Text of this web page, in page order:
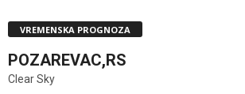
VREMENSKA PROGNOZA
POZAREVAC,RS
Clear Sky